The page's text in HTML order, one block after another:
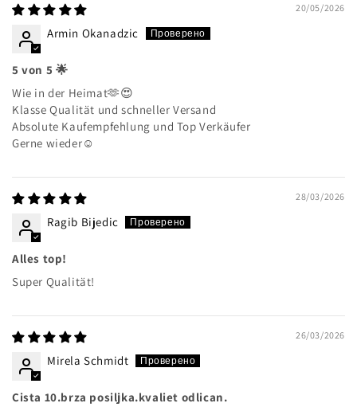
20/05/2026
Armin Okanadzic
5 von 5 🌟
Wie in der Heimat🫶😍
Klasse Qualität und schneller Versand
Absolute Kaufempfehlung und Top Verkäufer
Gerne wieder☺️
28/03/2026
Ragib Bijedic
Alles top!
Super Qualität!
26/03/2026
Mirela Schmidt
Cista 10.brza posiljka.kvaliet odlican.